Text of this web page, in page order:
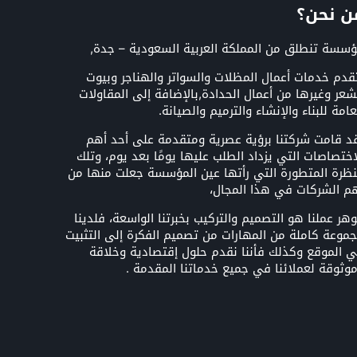
نحن؟
تنطلق من المملكة العربية السعودية – جدة,
خدمات أعمال المظلات والسواتر والهناجر وبيوت
وغيرها من أعمال الحدادة,بالإضافة إلى المقاولات
للبناء والإنشاء والترميم والصيانة.
قامت شركتنا برؤية عصرية ومتقدمة على أحد أهم
التي يزداد الطلب عليها يومًا بعد يوم، وتلك
المتطورة التي رأتها عين المؤسسة جعلت منها من
الشركات في هذا المجال،
عملنا هو التصميم والتركيب بخبرتنا الواسعة، فلدينا
كاملة من المهارات من تصميم الفكرة إلى التثبيت
الموقع وكذلك فأننا نقدم حلول إقتصادية وخلاقة
لعملائنا في جميع خدماتنا المقدمة .